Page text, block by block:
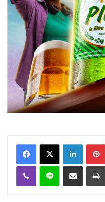
FacebookX Linkedin
Viber Ligne Partager par email